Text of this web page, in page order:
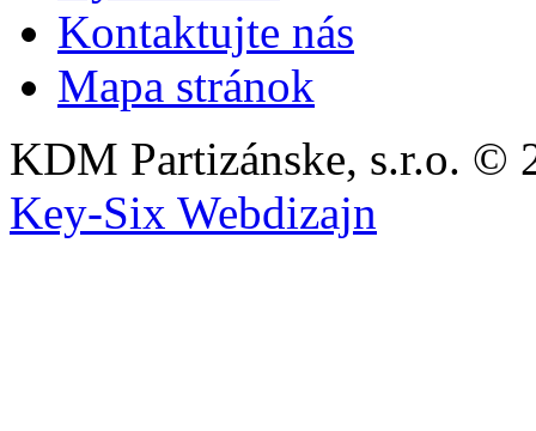
Kontaktujte nás
Mapa stránok
KDM Partizánske, s.r.o. ©
Key-Six Webdizajn